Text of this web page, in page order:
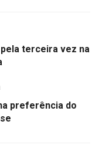
terceira vez na
preferência do